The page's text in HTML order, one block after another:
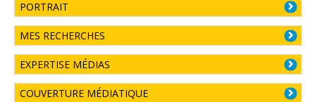
PORTRAIT
MES RECHERCHES
EXPERTISE MÉDIAS
COUVERTURE MÉDIATIQUE